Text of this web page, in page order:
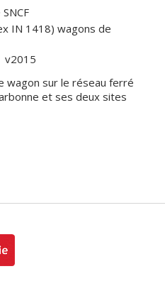
IN 1418) wagons de
v2015
wagon sur le réseau ferré
et ses deux sites